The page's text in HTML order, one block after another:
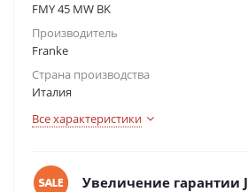
FMY 45 MW BK
Производитель
Franke
Страна производства
Италия
Все характеристики
Увеличение гарантии